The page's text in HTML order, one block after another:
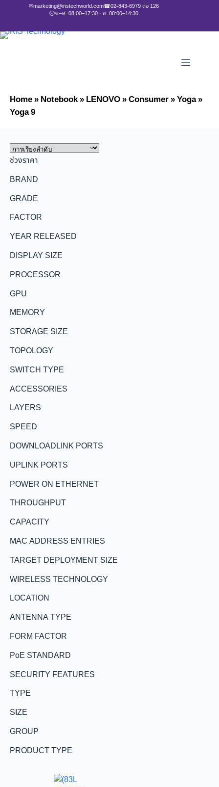
✉marketing@iristechworld.com☎02-843-6979 ต่อ 126
🕘จ.–ศ. 08:00–17:30 · ส. 08:00–14:30
Home»Notebook»LENOVO»Consumer»Yoga»
Yoga 9
ช่วงราคา
BRAND
GRADE
FACTOR
YEAR RELEASED
DISPLAY SIZE
PROCESSOR
GPU
MEMORY
STORAGE SIZE
TOPOLOGY
SWITCH TYPE
ACCESSORIES
LAYERS
SPEED
DOWNLOADLINK PORTS
UPLINK PORTS
POWER ON ETHERNET
THROUGHPUT
CAPACITY
MAC ADDRESS ENTRIES
TARGET DEPLOYMENT SIZE
WIRELESS TECHNOLOGY
LOCATION
ANTENNA TYPE
FORM FACTOR
PoE STANDARD
SECURITY FEATURES
TYPE
SIZE
GROUP
PRODUCT TYPE